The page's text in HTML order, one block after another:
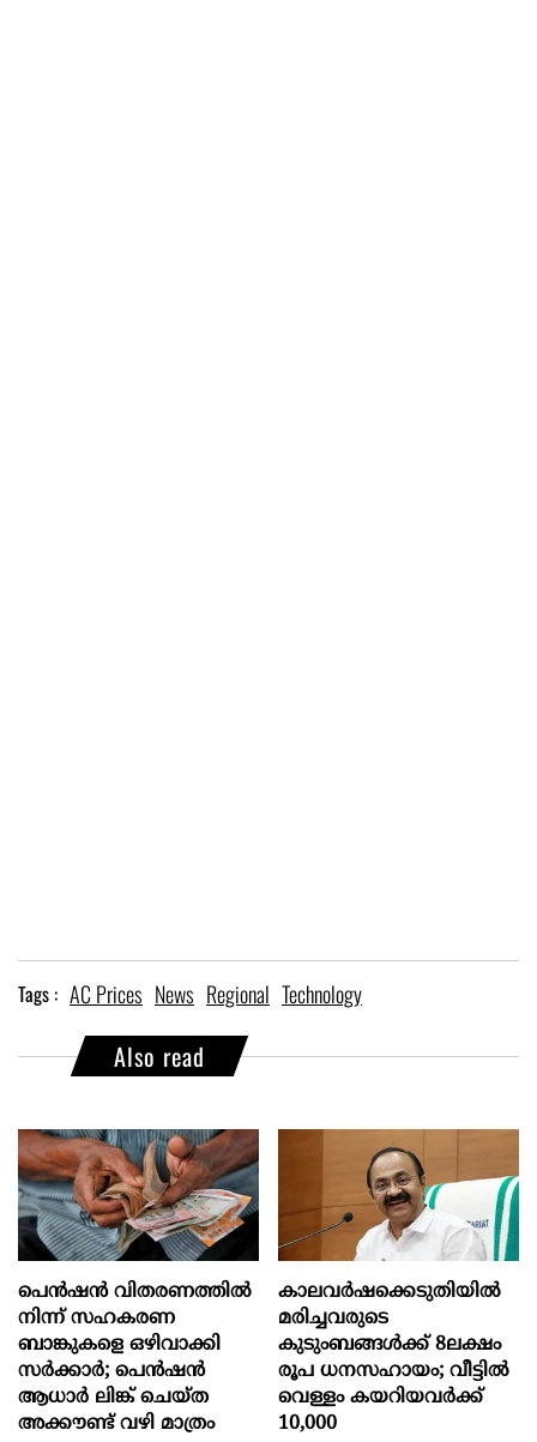
Tags : AC Prices News Regional Technology
Also read
പെൻഷൻ വിതരണത്തിൽ
നിന്ന് സഹകരണ
ബാങ്കുകളെ ഒഴിവാക്കി
സർക്കാർ; പെൻഷൻ
ആധാർ‌ ലിങ്ക് ചെയ്ത
അക്കൗണ്ട് വഴി മാത്രം
കാലവർഷക്കെടുതിയിൽ
മരിച്ചവരുടെ
കുടുംബങ്ങൾക്ക് 8ലക്ഷം
രൂപ ധനസഹായം; വീട്ടിൽ
വെള്ളം കയറിയവർക്ക്
10,000